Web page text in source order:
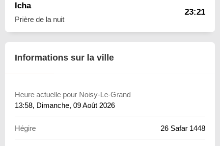
Icha
Prière de la nuit
23:21
Informations sur la ville
Heure actuelle pour Noisy-Le-Grand
13:58, Dimanche, 09 Août 2026
Hégire 26 Safar 1448